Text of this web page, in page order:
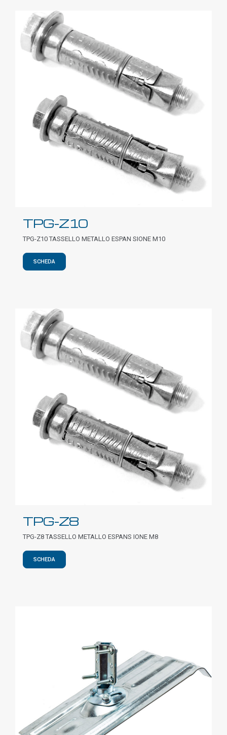
TPG-Z10
TPG-Z10 TASSELLO METALLO ESPAN SIONE M10
SCHEDA
TPG-Z8
TPG-Z8 TASSELLO METALLO ESPANS IONE M8
SCHEDA